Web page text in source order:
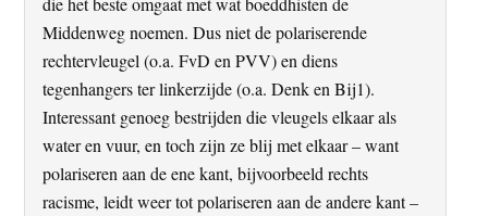
Middenweg noemen. Dus niet de polariserende
rechtervleugel (o.a. FvD en PVV) en diens
tegenhangers ter linkerzijde (o.a. Denk en Bij1).
Interessant genoeg bestrijden die vleugels elkaar als
water en vuur, en toch zijn ze blij met elkaar – want
polariseren aan de ene kant, bijvoorbeeld rechts
racisme, leidt weer tot polariseren aan de andere kant –